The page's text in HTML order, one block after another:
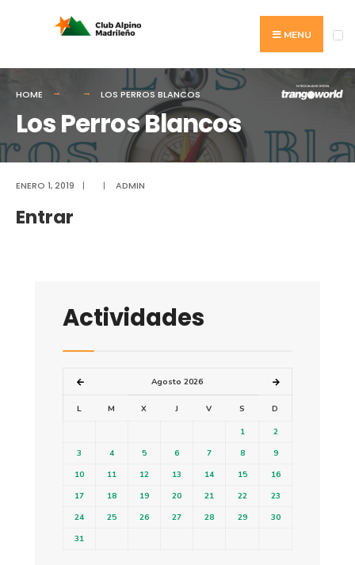
MENU
HOME LOS PERROS BLANCOS
Los Perros Blancos
ENERO 1, 2019 | | ADMIN
Entrar
Actividades
Agosto 2026
L M X J V S D
1
2
3
4 5 6 7 8
9
10
11 12 13 14 15
16
17
18 19 20 21 22
23
24
25 26 27 28 29
30
31
for: